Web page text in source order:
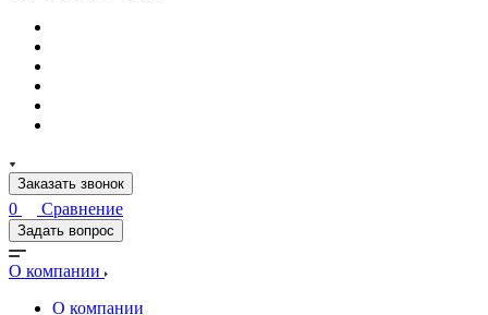
Заказать звонок
0 Сравнение
Задать вопрос
О компании
О компании